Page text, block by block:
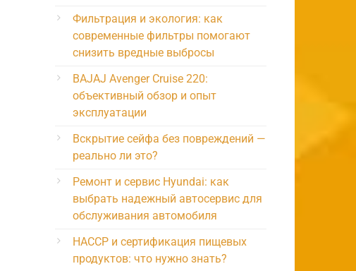
Фильтрация и экология: как
современные фильтры помогают
снизить вредные выбросы
BAJAJ Avenger Cruise 220:
объективный обзор и опыт
эксплуатации
Вскрытие сейфа без повреждений —
реально ли это?
Ремонт и сервис Hyundai: как
выбрать надежный автосервис для
обслуживания автомобиля
HACCP и сертификация пищевых
продуктов: что нужно знать?